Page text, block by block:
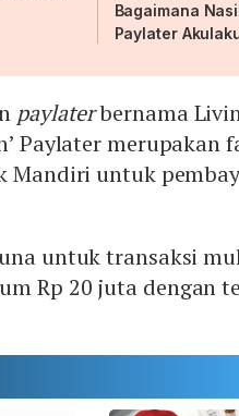
Bagaimana
Paylater
paylaterbernama
Paylater merupakan
Mandiri untuk
untuk transaksi
Rp 20 juta dengan